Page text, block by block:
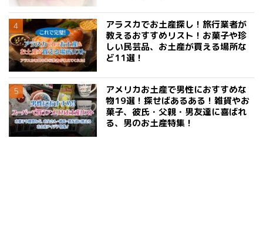
アラスカでお土産探し！旅行業者が
教えるおすすめリスト！お菓子や珍
しい民芸品、お土産が買える場所な
ど11選！
アメリカお土産で男性におすすめな
物19選！探せばあるある！雑貨やお
菓子、彼氏・父親・男友達に喜ばれ
る、男のお土産特集！